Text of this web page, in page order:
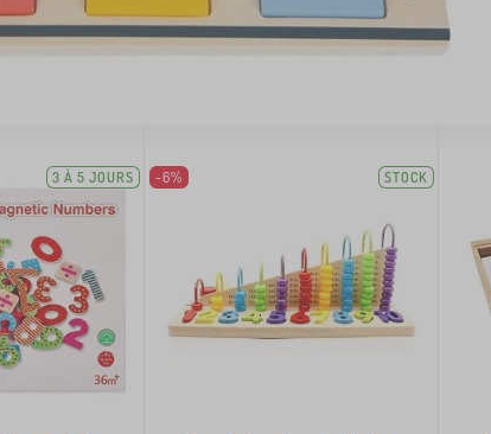
3 À 5 JOURS -6% STOCK